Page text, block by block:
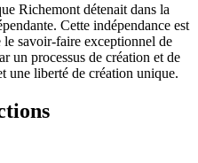
Richemont détenait dans la
Cette indépendance est
savoir-faire exceptionnel de
un processus de création et de
une liberté de création unique.